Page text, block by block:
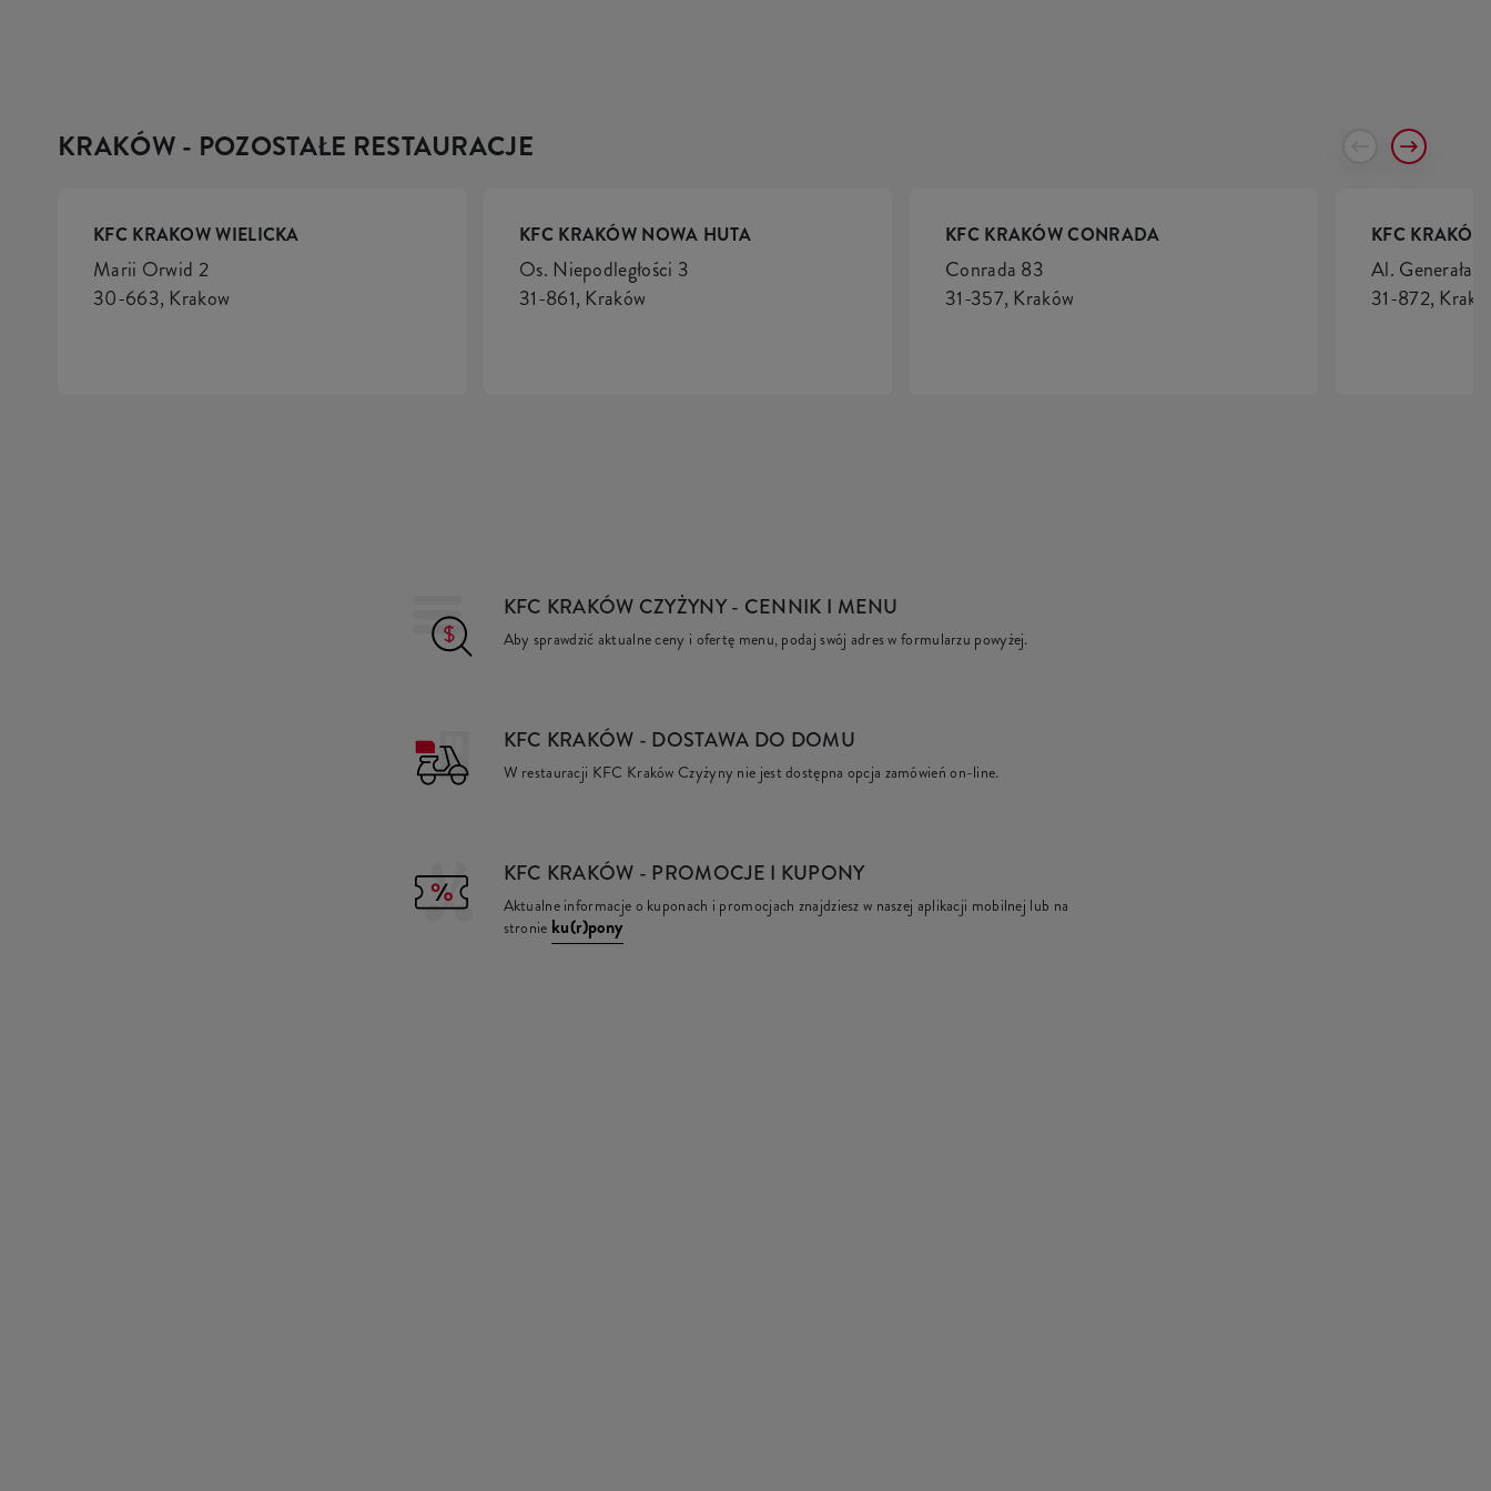
KRAKÓW - POZOSTAŁE RESTAURACJE
KFC KRAKOW WIELICKA
Marii Orwid 2
30-663, Krakow
KFC KRAKÓW NOWA HUTA
Os. Niepodległości 3
31-861, Kraków
KFC KRAKÓW CONRADA
Conrada 83
31-357, Kraków
KFC
Al. Generała
31-872,
KFC KRAKÓW CZYŻYNY- CENNIK I MENU
Aby sprawdzić aktualne ceny i ofertę menu, podaj swój adres w formularzu powyżej.
KFC KRAKÓW - DOSTAWA DO DOMU
W restauracji KFC Kraków Czyżyny nie jest dostępna opcja zamówień on-line.
KFC KRAKÓW - PROMOCJE I KUPONY
Aktualne informacje o kuponach i promocjach znajdziesz w naszej aplikacji mobilnej lub na
stronie ku(r)pony